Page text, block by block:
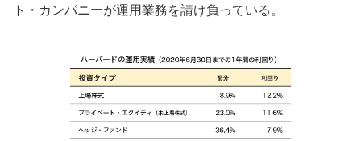
ト・カンパニーが運用業務を請け負っている。